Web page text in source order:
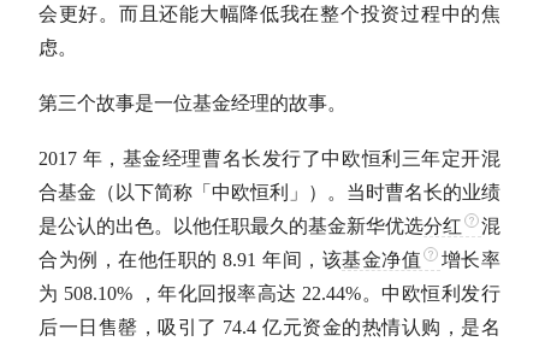
会更好。而且还能大幅降低我在整个投资过程中的焦
虑。
第三个故事是一位基金经理的故事。
2017 年，基金经理曹名长发行了中欧恒利三年定开混
合基金（以下简称「中欧恒利」）。当时曹名长的业绩
是公认的出色。以他任职最久的基金新华优选分红
混
合为例，在他任职的 8.91 年间，该基金净值
增长率
为 508.10% ，年化回报率高达 22.44%。中欧恒利发行
后一日售罄，吸引了 74.4 亿元资金的热情认购，是名